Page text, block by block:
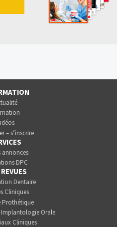
– s’inscrire
annonces
DPC
Dentaire
Cliniques
Prothétique
Orale
Cliniques